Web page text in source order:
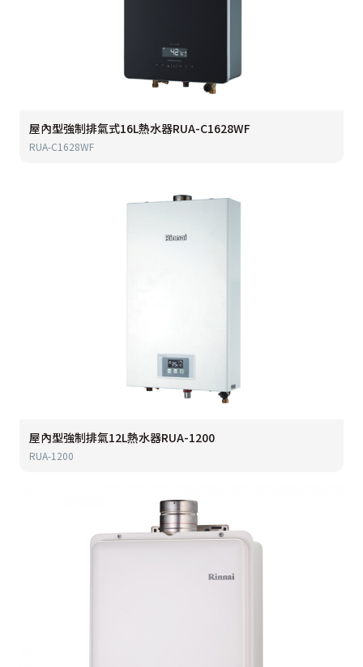
屋內型強制排氣式16L熱水器RUA-C1628WF
RUA-C1628WF
屋內型強制排氣12L熱水器RUA-1200
RUA-1200